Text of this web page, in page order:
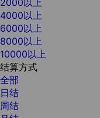
4000以上
6000以上
8000以上
10000以上
结算方式
全部
日结
周结